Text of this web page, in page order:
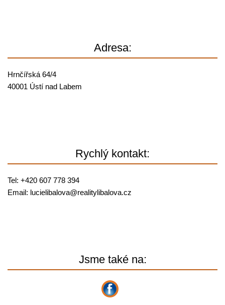
Adresa:
Hrnčířská 64/4
40001 Ústí nad Labem
Rychlý kontakt:
Tel: +420 607 778 394
Email: lucielibalova@realitylibalova.cz
Jsme také na: